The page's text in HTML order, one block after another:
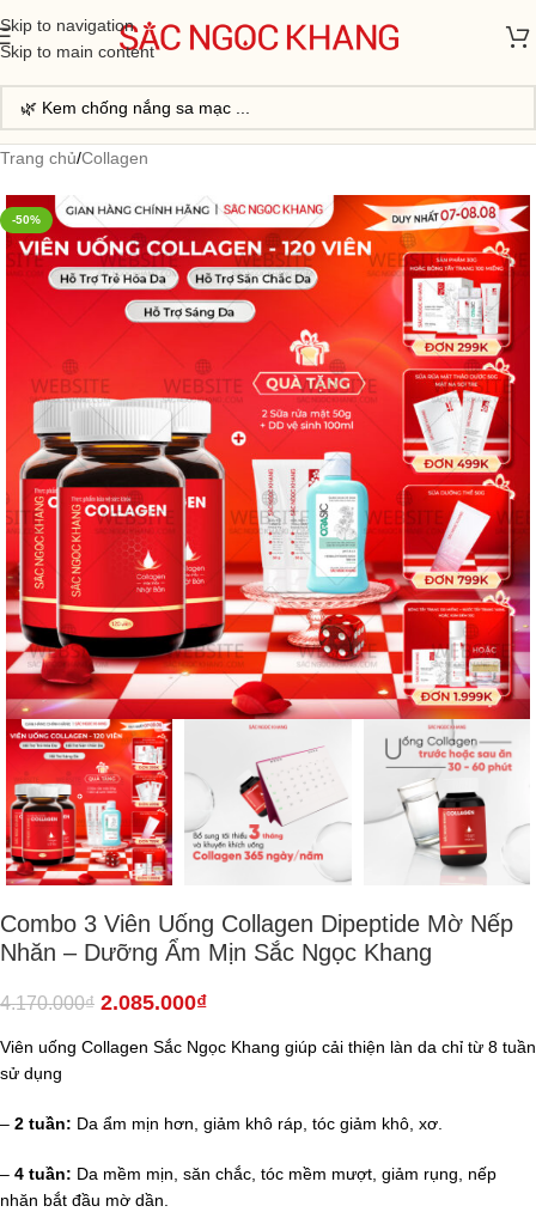
Skip to navigation
Skip to main content
Trang chủ/Collagen
-50%
Combo 3 Viên Uống Collagen Dipeptide Mờ Nếp
Nhăn – Dưỡng Ẩm Mịn Sắc Ngọc Khang
4.170.000₫ 2.085.000₫
Viên uống Collagen Sắc Ngọc Khang giúp cải thiện làn da chỉ từ 8 tuần
sử dụng
– 2 tuần: Da ẩm mịn hơn, giảm khô ráp, tóc giảm khô, xơ.
– 4 tuần: Da mềm mịn, săn chắc, tóc mềm mượt, giảm rụng, nếp
nhăn bắt đầu mờ dần.